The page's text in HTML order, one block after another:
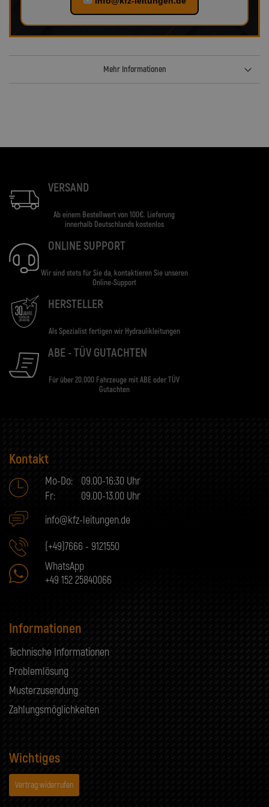
Mehr Informationen
VERSAND
Ab einem Bestellwert von 100€. Lieferung
innerhalb Deutschlands kostenlos
ONLINE SUPPORT
Wir sind stets für Sie da, kontaktieren Sie unseren
Online-Support
HERSTELLER
Als Spezialist fertigen wir Hydraulikleitungen
ABE - TÜV GUTACHTEN
Für über 20.000 Fahrzeuge mit ABE oder TÜV
Gutachten
Kontakt
Mo-Do:
09.00-16:30 Uhr
Fr:
09.00-13.00 Uhr
info@kfz-leitungen.de
(+49)7666 - 9121550
WhatsApp
+49 152 25840066
Informationen
Technische Informationen
Problemlösung
Musterzusendung
Zahlungsmöglichkeiten
Wichtiges
Vertrag widerrufen